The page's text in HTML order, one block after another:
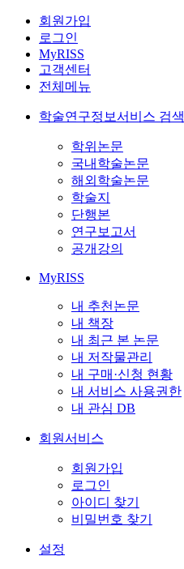
회원가입
로그인
MyRISS
고객센터
전체메뉴
학술연구정보서비스 검색
학위논문
국내학술논문
해외학술논문
학술지
단행본
연구보고서
공개강의
MyRISS
내 추천논문
내 책장
내 최근 본 논문
내 저작물관리
내 구매·신청 현황
내 서비스 사용권한
내 관심 DB
회원서비스
회원가입
로그인
아이디 찾기
비밀번호 찾기
설정